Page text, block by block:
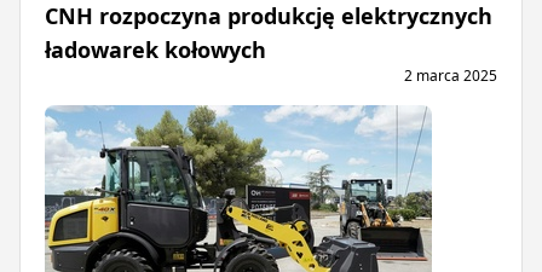
CNH rozpoczyna produkcję elektrycznych
ładowarek kołowych
2 marca 2025